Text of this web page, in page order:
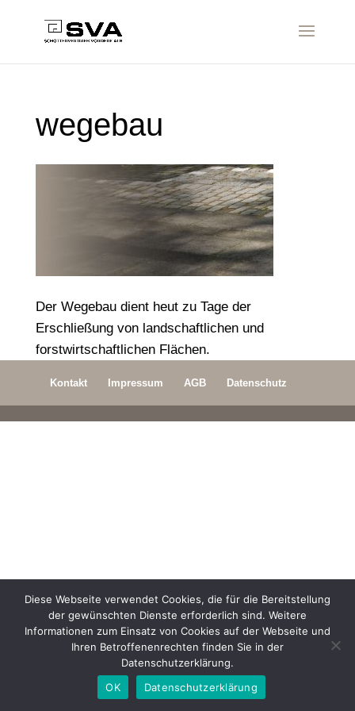
wegebau
Der Wegebau dient heut zu Tage der
Erschließung von landschaftlichen und
forstwirtschaftlichen Flächen.
Kontakt Impressum AGB Datenschutz
Diese Webseite verwendet Cookies, die für die Bereitstellung
der gewünschten Dienste erforderlich sind. Weitere
Informationen zum Einsatz von Cookies auf der Webseite und
Ihren Betroffenenrechten finden Sie in der
Datenschutzerklärung.
OK
Datenschutzerklärung